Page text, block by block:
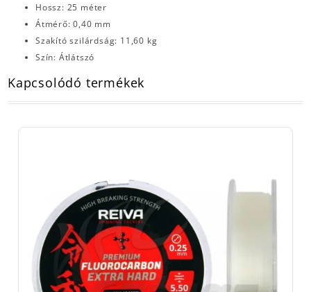
Hossz: 25 méter
Átmérő: 0,40 mm
Szakító szilárdság: 11,60 kg
Szín: Átlátszó
Kapcsolódó termékek